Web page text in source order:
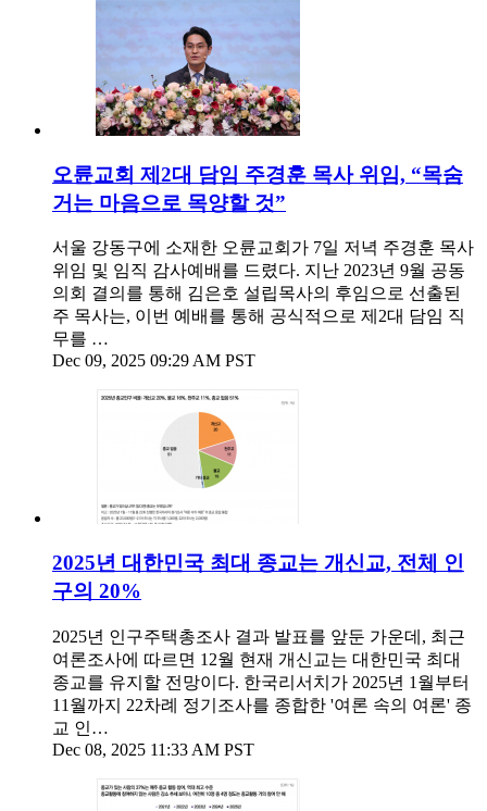
오륜교회 제2대 담임 주경훈 목사 위임, “목숨
거는 마음으로 목양할 것”
서울 강동구에 소재한 오륜교회가 7일 저녁 주경훈 목사
위임 및 임직 감사예배를 드렸다. 지난 2023년 9월 공동
의회 결의를 통해 김은호 설립목사의 후임으로 선출된
주 목사는, 이번 예배를 통해 공식적으로 제2대 담임 직
무를 …
Dec 09, 2025 09:29 AM PST
2025년 대한민국 최대 종교는 개신교, 전체 인
구의 20%
2025년 인구주택총조사 결과 발표를 앞둔 가운데, 최근
여론조사에 따르면 12월 현재 개신교는 대한민국 최대
종교를 유지할 전망이다. 한국리서치가 2025년 1월부터
11월까지 22차례 정기조사를 종합한 '여론 속의 여론' 종
교 인…
Dec 08, 2025 11:33 AM PST